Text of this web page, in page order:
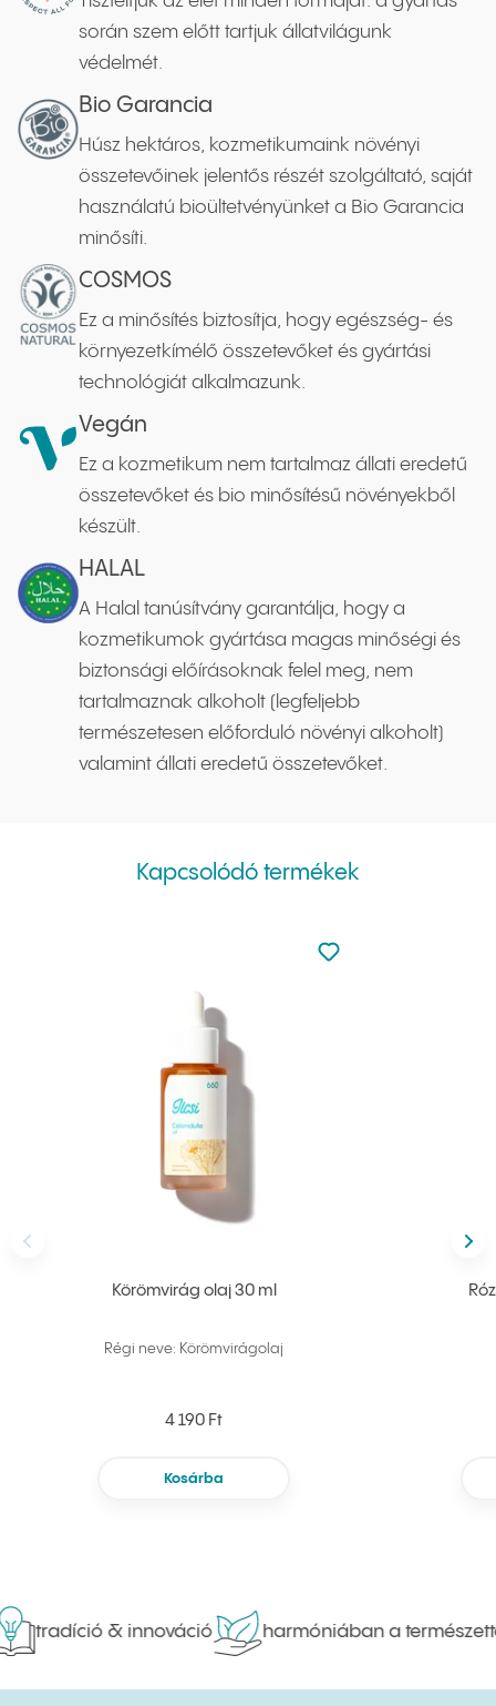
során szem előtt tartjuk állatvilágunk
védelmét.
Bio Garancia
Húsz hektáros, kozmetikumaink növényi
összetevőinek jelentős részét szolgáltató, saját
használatú bioültetvényünket a Bio Garancia
minősíti.
COSMOS
Ez a minősítés biztosítja, hogy egészség- és
környezetkímélő összetevőket és gyártási
technológiát alkalmazunk.
Vegán
Ez a kozmetikum nem tartalmaz állati eredetű
összetevőket és bio minősítésű növényekből
készült.
HALAL
A Halal tanúsítvány garantálja, hogy a
kozmetikumok gyártása magas minőségi és
biztonsági előírásoknak felel meg, nem
tartalmaznak alkoholt (legfeljebb
természetesen előforduló növényi alkoholt)
valamint állati eredetű összetevőket.
Kapcsolódó termékek
Körömvirág olaj 30 ml
Régi neve: Körömvirágolaj
4 190 Ft
Kosárba
Nincsen hozzáadva
Hozzáadás a
tradíció & innováció harmóniában a természettel